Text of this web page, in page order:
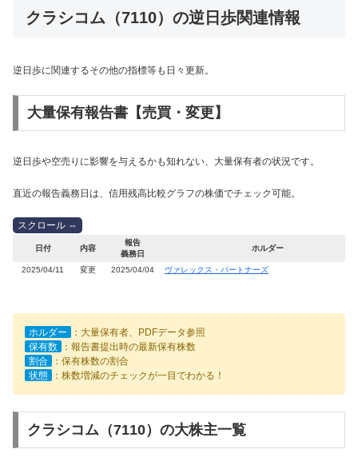
クラシコム（7110）の逆日歩関連情報
逆日歩に関連するその他の指標等も日々更新。
大量保有報告書【売買・変更】
逆日歩や空売りに影響を与えるかも知れない、大量保有者の状況です。
直近の報告義務日は、信用残高比較グラフの株価でチェック可能。
日付 内容
報告
義務日
ホルダー
2025/04/11 変更 2025/04/04 ヴァレックス・パートナーズ
ホルダー
：大量保有者、PDFデータ参照
保有数
：報告書提出時の最新保有株数
割合
：保有株数の割合
状態
：株数増減のチェックが一目でわかる！
クラシコム（7110）の大株主一覧